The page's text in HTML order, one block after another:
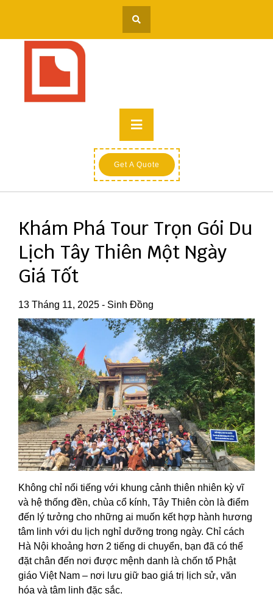
Primary
Menu
Get A Quote
Khám Phá Tour Trọn Gói Du
Lịch Tây Thiên Một Ngày
Giá Tốt
13 Tháng 11, 2025 - Sinh Đồng
Không chỉ nổi tiếng với khung cảnh thiên nhiên kỳ vĩ
và hệ thống đền, chùa cổ kính, Tây Thiên còn là điểm
đến lý tưởng cho những ai muốn kết hợp hành hương
tâm linh với du lịch nghỉ dưỡng trong ngày. Chỉ cách
Hà Nội khoảng hơn 2 tiếng di chuyển, bạn đã có thể
đặt chân đến nơi được mệnh danh là chốn tổ Phật
giáo Việt Nam – nơi lưu giữ bao giá trị lịch sử, văn
hóa và tâm linh đặc sắc.